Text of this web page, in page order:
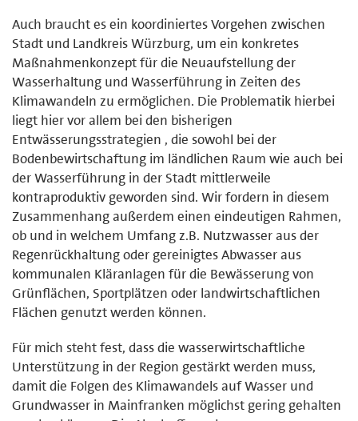
Auch braucht es ein koordiniertes Vorgehen zwischen
Stadt und Landkreis Würzburg, um ein konkretes
Maßnahmenkonzept für die Neuaufstellung der
Wasserhaltung und Wasserführung in Zeiten des
Klimawandeln zu ermöglichen. Die Problematik hierbei
liegt hier vor allem bei den bisherigen
Entwässerungsstrategien , die sowohl bei der
Bodenbewirtschaftung im ländlichen Raum wie auch bei
der Wasserführung in der Stadt mittlerweile
kontraproduktiv geworden sind. Wir fordern in diesem
Zusammenhang außerdem einen eindeutigen Rahmen,
ob und in welchem Umfang z.B. Nutzwasser aus der
Regenrückhaltung oder gereinigtes Abwasser aus
kommunalen Kläranlagen für die Bewässerung von
Grünflächen, Sportplätzen oder landwirtschaftlichen
Flächen genutzt werden können.
Für mich steht fest, dass die wasserwirtschaftliche
Unterstützung in der Region gestärkt werden muss,
damit die Folgen des Klimawandels auf Wasser und
Grundwasser in Mainfranken möglichst gering gehalten